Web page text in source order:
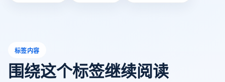
标签内容
围绕这个标签继续阅读